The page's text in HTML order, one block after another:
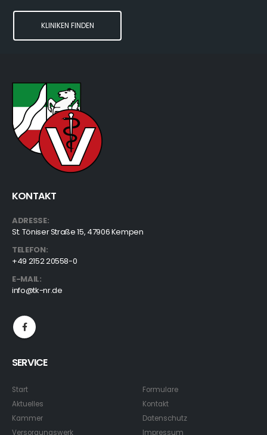
KLINIKEN FINDEN
KONTAKT
ADRESSE:
St. Töniser Straße 15, 47906 Kempen
TELEFON:
+49 2152 20558-0
E-MAIL:
info@tk-nr.de
SERVICE
Start
Aktuelles
Kammer
Versorgungswerk
Formulare
Kontakt
Datenschutz
Impressum